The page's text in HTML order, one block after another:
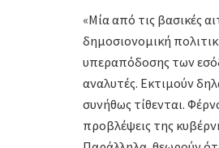
«Μία από τις βασικές
δημοσιονομική
υπεραπόδοσης των
αναλυτές. Εκτιμούν
συνήθως τίθενται.
προβλέψεις της